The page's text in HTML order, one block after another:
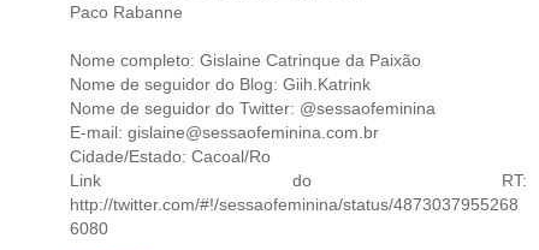
Paco Rabanne
Nome completo: Gislaine Catrinque da Paixão
Nome de seguidor do Blog: Giih.Katrink
Nome de seguidor do Twitter: @sessaofeminina
E-mail: gislaine@sessaofeminina.com.br
Cidade/Estado: Cacoal/Ro
Link do RT:
http://twitter.com/#!/sessaofeminina/status/4873037955268
6080